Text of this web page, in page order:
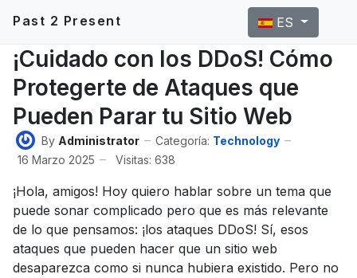
Past 2 Present Seleccione su
ES
¡Cuidado con los DDoS! Cómo
Protegerte de Ataques que
Pueden Parar tu Sitio Web
By Administrator Categoría: Technology
16 Marzo 2025
Visitas: 638
¡Hola, amigos! Hoy quiero hablar sobre un tema que
puede sonar complicado pero que es más relevante
de lo que pensamos: ¡los ataques DDoS! Sí, esos
ataques que pueden hacer que un sitio web
desaparezca como si nunca hubiera existido. Pero no